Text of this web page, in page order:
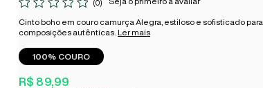
(0)
Cinto boho em couro camurça Alegra, estiloso e sofisticado para
composições autênticas. Ler mais
100% COURO
R$ 89,99